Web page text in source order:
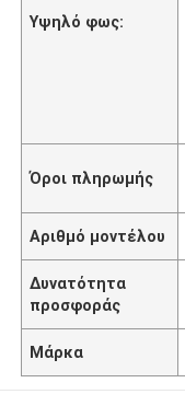
Υψηλό φως:
Όροι πληρωμής
Αριθμό μοντέλου
Δυνατότητα
προσφοράς
Μάρκα